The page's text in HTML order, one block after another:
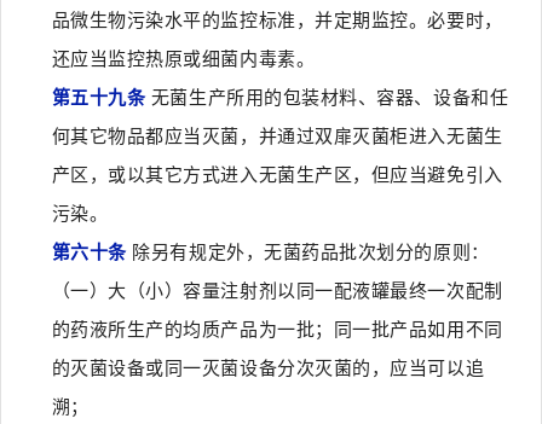
品微生物污染水平的监控标准，并定期监控。必要时，
还应当监控热原或细菌内毒素。
第五十九条无菌生产所用的包装材料、容器、设备和任
何其它物品都应当灭菌，并通过双扉灭菌柜进入无菌生
产区，或以其它方式进入无菌生产区，但应当避免引入
污染。
第六十条除另有规定外，无菌药品批次划分的原则：
（一）大（小）容量注射剂以同一配液罐最终一次配制
的药液所生产的均质产品为一批；同一批产品如用不同
的灭菌设备或同一灭菌设备分次灭菌的，应当可以追
溯；